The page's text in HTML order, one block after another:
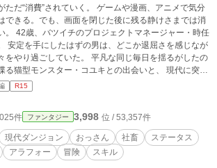
ただ“消費”されていく。 ゲームや漫画、アニメで気分
できる。でも、画面を閉じた後に残る静けさまでは消
マネージャー・時任
安定を手にしたはずの男は、どこか退屈さを感じなが
過ごしていた。 平凡な同じ毎日を揺るがしたの
る猫型モンスター・コユキとの出会いと、 現代に突如
世界ダンジョン”だった。 現実では社会人。ダンジ
は攻略者。 モフモフな相棒と共に、危険と報酬の世界
抜ける二重生活が始まる。 段取りと情報整理、リスク
渉。大人の武器で勝ち筋を作る。 求めるのは過去の
しでも、未来の成功でもない。 ――「いま」を立て直
功と安定のその先で、「本当の自分」を
す。 社会人スキルと大人の分別を武器に挑む、現代ダ
R15
件 ファンタジー 3,998 位 / 53,357件
現代ダンジョン おっさん 社畜
ステータス
アラフォー 冒険 スキル